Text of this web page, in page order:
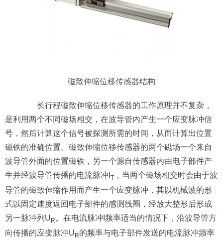
磁致伸缩位移传感器结构
长行程磁致伸缩位移传感器的工作原理并不复杂，
是利用两个不同磁场相交，在波导管内产生一个应变脉冲信
号，然后计算这个信号被探测所需的时间，从而计算出位置
磁铁的准确位置。磁致伸缩位移传感器的两个磁场一个来自
波导管外面的位置磁铁，另一个源自传感器内由电子部件产
生并经波导管传播的电流脉冲I T ，当两个磁场相交时会由于波
导管的磁致伸缩作用而产生一个应变脉冲，其以机械波的形
式以固定速度返回电子部件的感测线圈，经放大整形后形成
另一脉冲列U R 。在电流脉冲I频率适当的情况下，沿波导管方
向传播的应变脉冲U R的频率与电子部件发送的电流脉冲频率